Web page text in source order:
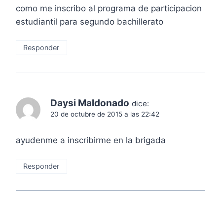
como me inscribo al programa de participacion
estudiantil para segundo bachillerato
Responder
Daysi Maldonado dice:
20 de octubre de 2015 a las 22:42
ayudenme a inscribirme en la brigada
Responder